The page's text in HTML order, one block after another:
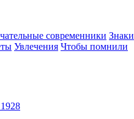
современники Знаки
Увлечения Чтобы помнили